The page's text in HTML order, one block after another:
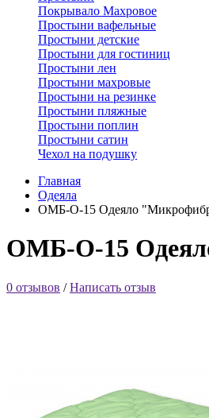
Покрывало Махровое
Простыни вафельные
Простыни детские
Простыни для гостиниц
Простыни лен
Простыни махровые
Простыни на резинке
Простыни пляжные
Простыни поплин
Простыни сатин
Чехол на подушку
Главная
Одеяла
ОМБ-О-15 Одеяло
ОМБ-О-15
0 отзывов /Написать отзыв